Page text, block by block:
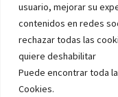
usuario, mejorar su
contenidos en redes
rechazar todas las
quiere deshabilitar
Puede encontrar toda
Cookies.
Alfombras
Alfombras a medida
Alfombras orientales
Venta de alfombras